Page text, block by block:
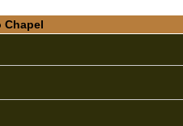
Chapel